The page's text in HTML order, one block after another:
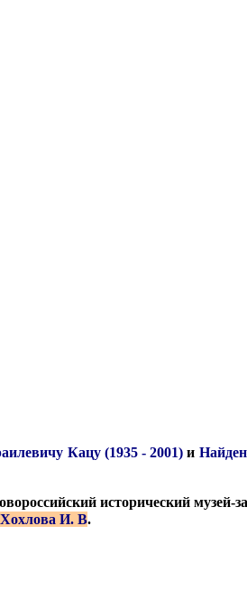
Кацу (1935 - 2001) и
исторический музей-
И. В.